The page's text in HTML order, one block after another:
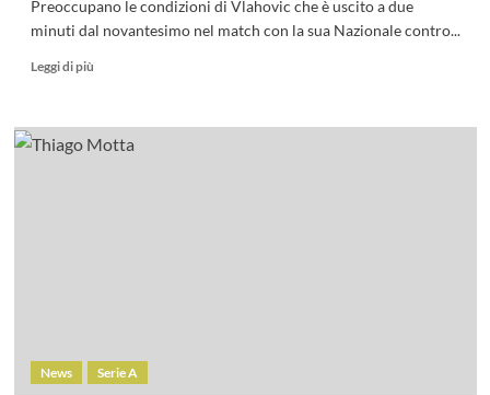
Preoccupano le condizioni di Vlahovic che è uscito a due
minuti dal novantesimo nel match con la sua Nazionale contro...
Leggi di più
News Serie A